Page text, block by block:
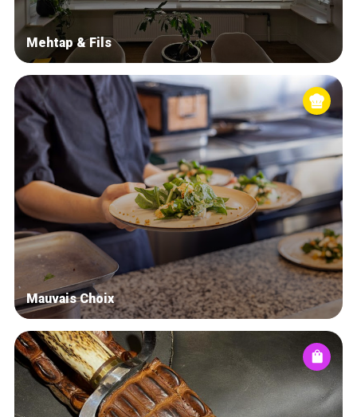
Mehtap & Fils
Mauvais Choix